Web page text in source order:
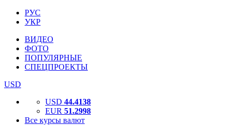
РУС
УКР
ВИДЕО
ФОТО
ПОПУЛЯРНЫЕ
СПЕЦПРОЕКТЫ
USD
USD 44.4138
EUR 51.2998
Все курсы валют